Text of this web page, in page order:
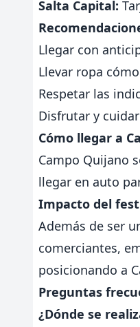
Salta Capital:
Llegar con
Llevar ropa
Respetar las
Disfrutar y
Cómo llegar a
Campo Quijano
llegar en auto
Impacto del
Además de ser
comerciantes,
posicionando a
Preguntas
¿Dónde se